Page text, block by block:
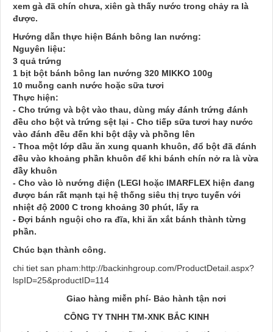
xem gà đã chín chưa, xiên gà thấy nước trong chảy ra là
được.
Hướng dẫn thực hiện Bánh bông lan nướng:
Nguyên liệu:
3 quả trứng
1 bịt bột bánh bông lan nướng 320 MIKKO 100g
10 muỗng canh nước hoặc sữa tươi
Thực hiện:
- Cho trứng và bột vào thau, dùng máy đánh trứng đánh
đều cho bột và trứng sệt lại - Cho tiếp sữa tươi hay nước
vào đánh đều đến khi bột dậy và phồng lên
- Thoa một lớp dầu ăn xung quanh khuôn, đổ bột đã đánh
đều vào khoảng phần khuôn để khi bánh chín nở ra là vừa
đầy khuôn
- Cho vào lò nướng điện (LEGI hoặc IMARFLEX hiện đang
được bán rất mạnh tại hệ thống siêu thị trực tuyến với
nhiệt độ 2000 C trong khoảng 30 phút, lấy ra
- Đợi bánh nguội cho ra đĩa, khi ăn xắt bánh thành từng
phần.
Chúc bạn thành công.
chi tiet san pham:http://backinhgroup.com/ProductDetail.aspx?
lspID=25&productID=114
Giao hàng miễn phí- Bảo hành tận nơi
CÔNG TY TNHH TM-XNK BẮC KINH